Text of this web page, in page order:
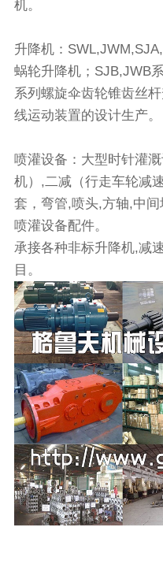
机。
升降机：
蜗轮升降机；SJB,JWB
系列螺旋伞齿轮锥齿丝
线运动装置的设计生产。
喷灌设备：大型时针灌
机）,二减（行走车轮减
套，弯管,喷头,方轴,中
喷灌设备配件。
承接各种非标升降机,减
目。